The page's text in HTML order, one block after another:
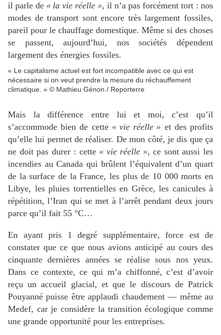
il parle de « la vie réelle », il n’a pas forcément tort : nos
modes de transport sont encore très largement fossiles,
pareil pour le chauffage domestique. Même si des choses
se passent, aujourd’hui, nos sociétés dépendent
largement des énergies fossiles.
« Le capitalisme actuel est fort incompatible avec ce qui est
nécessaire si on veut prendre la mesure du réchauffement
climatique. » © Mathieu Génon / Reporterre
Mais la différence entre lui et moi, c’est qu’il
s’accommode bien de cette « vie réelle » et des profits
qu’elle lui permet de réaliser. De mon côté, je dis que ça
ne doit pas durer : cette « vie réelle », ce sont aussi les
incendies au Canada qui brûlent l’équivalent d’un quart
de la surface de la France, les plus de 10 000 morts en
Libye, les pluies torrentielles en Grèce, les canicules à
répétition, l’Iran qui se met à l’arrêt pendant deux jours
parce qu’il fait 55 °C…
En ayant pris 1 degré supplémentaire, force est de
constater que ce que nous avions anticipé au cours des
cinquante dernières années se réalise sous nos yeux.
Dans ce contexte, ce qui m’a chiffonné, c’est d’avoir
reçu un accueil glacial, et que le discours de Patrick
Pouyanné puisse être applaudi chaudement — même au
Medef, car je considère la transition écologique comme
une grande opportunité pour les entreprises.